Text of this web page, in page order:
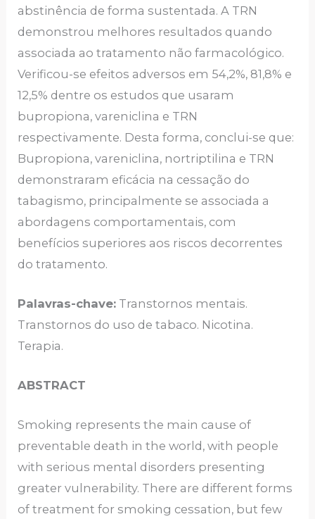
abstinência de forma sustentada. A TRN
demonstrou melhores resultados quando
associada ao tratamento não farmacológico.
Verificou-se efeitos adversos em 54,2%, 81,8% e
12,5% dentre os estudos que usaram
bupropiona, vareniclina e TRN
respectivamente. Desta forma, conclui-se que:
Bupropiona, vareniclina, nortriptilina e TRN
demonstraram eficácia na cessação do
tabagismo, principalmente se associada a
abordagens comportamentais, com
benefícios superiores aos riscos decorrentes
do tratamento.
Palavras-chave: Transtornos mentais.
Transtornos do uso de tabaco. Nicotina.
Terapia.
ABSTRACT
Smoking represents the main cause of
preventable death in the world, with people
with serious mental disorders presenting
greater vulnerability. There are different forms
of treatment for smoking cessation, but few